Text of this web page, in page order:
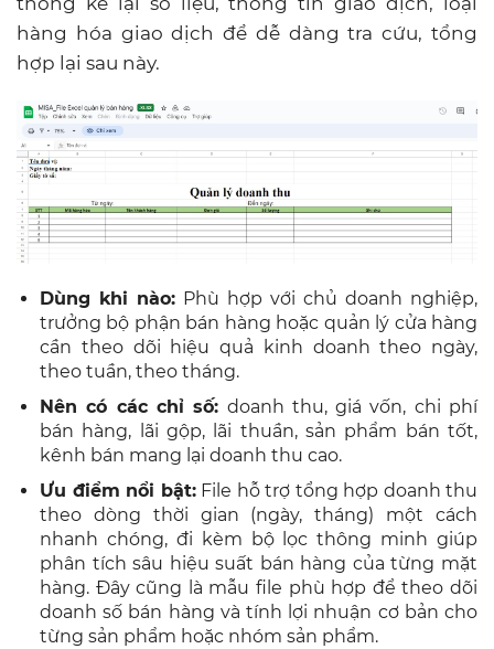
hàng hóa giao dịch để dễ dàng tra cứu, tổng
hợp lại sau này.
Dùng khi nào: Phù hợp với chủ doanh nghiệp,
trưởng bộ phận bán hàng hoặc quản lý cửa hàng
cần theo dõi hiệu quả kinh doanh theo ngày,
theo tuần, theo tháng.
Nên có các chỉ số: doanh thu, giá vốn, chi phí
bán hàng, lãi gộp, lãi thuần, sản phẩm bán tốt,
kênh bán mang lại doanh thu cao.
Ưu điểm nổi bật:File hỗ trợ tổng hợp doanh thu
theo dòng thời gian (ngày, tháng) một cách
nhanh chóng, đi kèm bộ lọc thông minh giúp
phân tích sâu hiệu suất bán hàng của từng mặt
hàng. Đây cũng là mẫu file phù hợp để theo dõi
doanh số bán hàng và tính lợi nhuận cơ bản cho
từng sản phẩm hoặc nhóm sản phẩm.